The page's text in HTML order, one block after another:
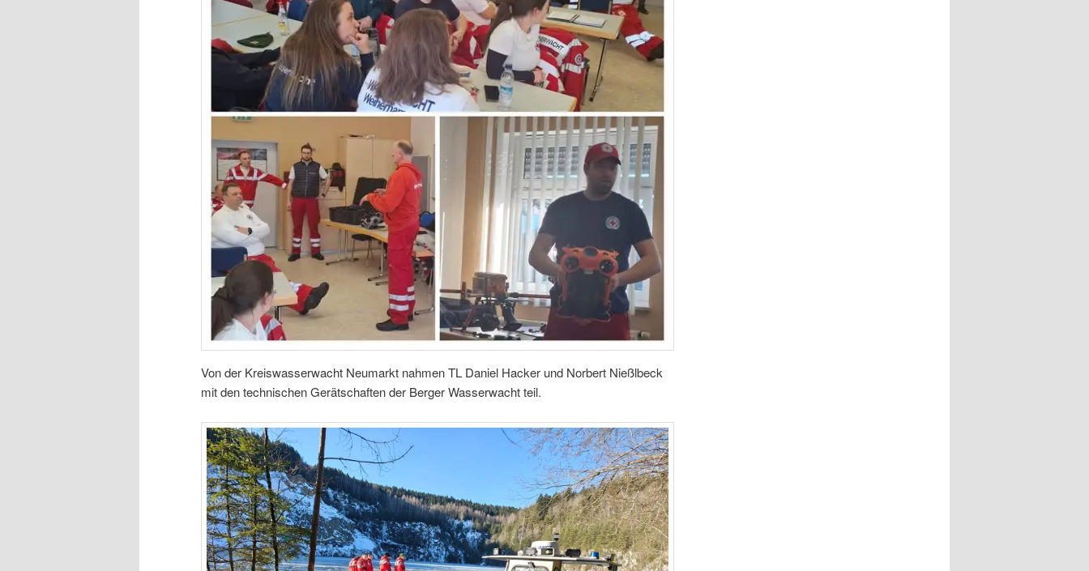
Von der Kreiswasserwacht Neumarkt nahmen TL Daniel Hacker und Norbert Nießlbeck
mit den technischen Gerätschaften der Berger Wasserwacht teil.